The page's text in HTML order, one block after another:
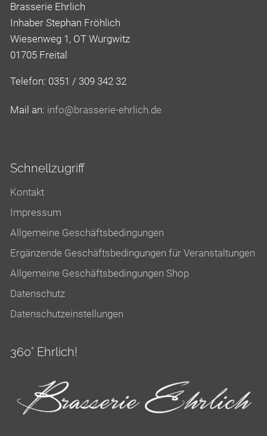
Brasserie Ehrlich
Inhaber Stephan Fröhlich
Wiesenweg 1, OT Wurgwitz
01705 Freital
Telefon: 0351 / 309 342 32
Mail an: nf br ss r - hrl ch d
Schnellzugriff
Kontakt
Impressum
Allgemeine Geschäftsbedingungen
Ergänzende Geschäftsbedingungen für Veranstaltungen
Allgemeine Geschäftsbedingungen Shop
Datenschutz
Datenschutzeinstellungen
360° Ehrlich!